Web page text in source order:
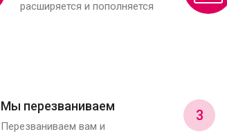
расширяется и пополняется
Мы перезваниваем
Перезваниваем вам и
3